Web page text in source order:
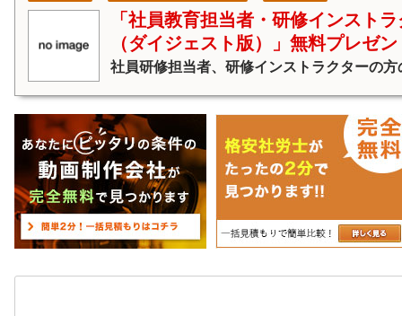
「社員教育担当者・研修インスト
（ダイジェスト版）」無料プレゼ
社員研修担当者、研修インストラクターの方